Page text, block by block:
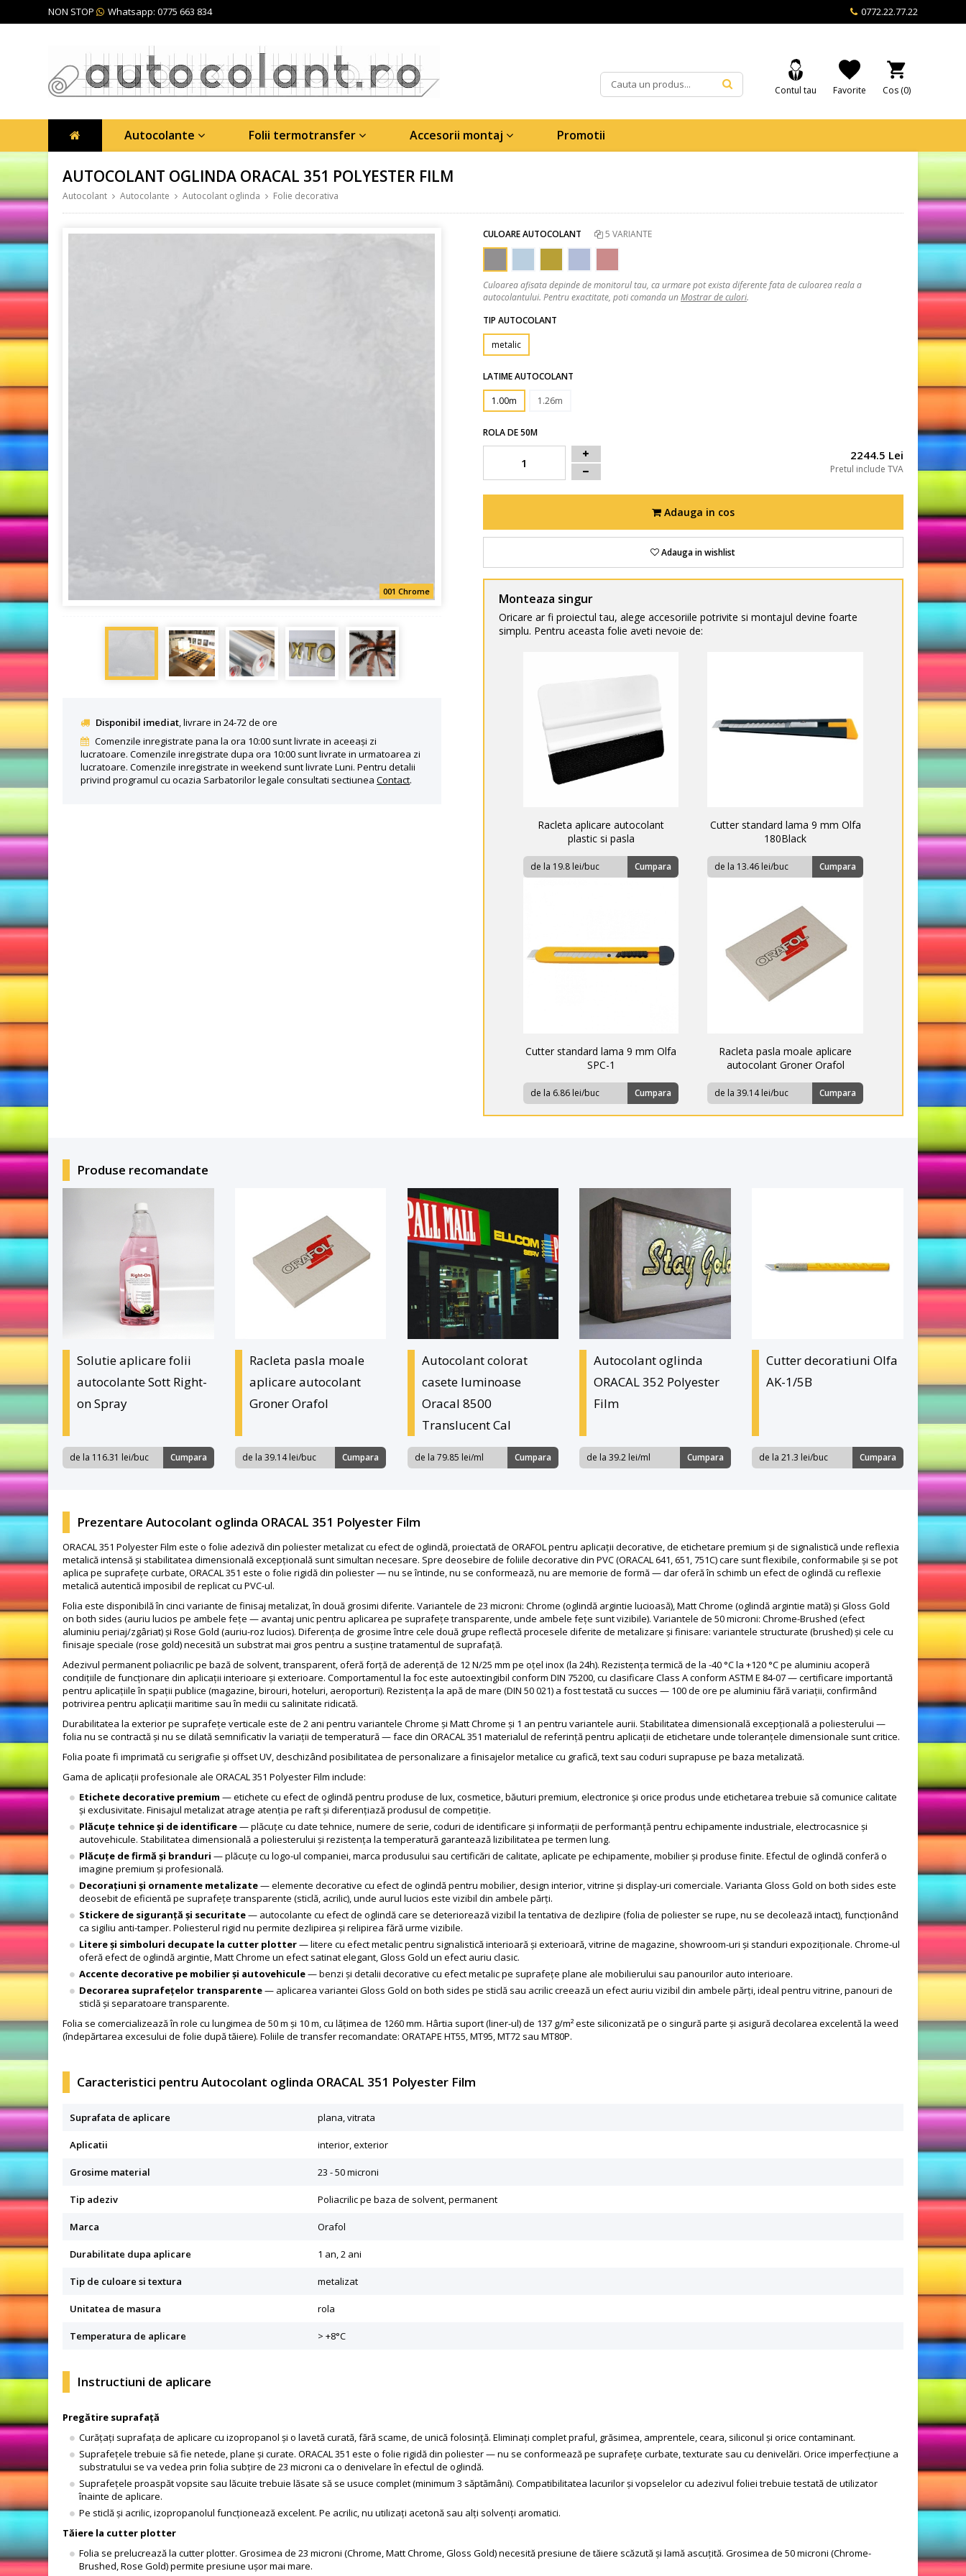
NON STOP Whatsapp: 0775 663 834 0772.22.77.22
Cos (0)
Favorite
Contul tau
Autocolante Folii termotransfer Accesorii montaj Promotii
AUTOCOLANT OGLINDA ORACAL 351 POLYESTER FILM
Autocolant Autocolante Autocolant oglinda Folie decorativa
001 Chrome
Disponibil imediat, livrare in 24-72 de ore
Comenzile inregistrate pana la ora 10:00 sunt livrate in aceeași zi
lucratoare. Comenzile inregistrate dupa ora 10:00 sunt livrate in urmatoarea zi
lucratoare. Comenzile inregistrate in weekend sunt livrate Luni. Pentru detalii
privind programul cu ocazia Sarbatorilor legale consultati sectiuneaContact.
CULOARE AUTOCOLANT 5 VARIANTE
Culoarea afisata depinde de monitorul tau, ca urmare pot exista diferente fata de culoarea reala a
autocolantului. Pentru exactitate, poti comanda unMostrar de culori.
TIP AUTOCOLANT
metalic
LATIME AUTOCOLANT
1.00m
1.26m
ROLA DE 50M
2244.5 Lei
Pretul include TVA
Adauga in cos
Adauga in wishlist
Monteaza singur
Oricare ar fi proiectul tau, alege accesoriile potrivite si montajul devine foarte
simplu. Pentru aceasta folie aveti nevoie de:
Racleta aplicare autocolant
plastic si pasla
de la 19.8 lei/buc Cumpara
Cutter standard lama 9 mm Olfa
180Black
de la 13.46 lei/buc Cumpara
Cutter standard lama 9 mm Olfa
SPC-1
de la 6.86 lei/buc Cumpara
Racleta pasla moale aplicare
autocolant Groner Orafol
de la 39.14 lei/buc Cumpara
Produse recomandate
Solutie aplicare folii
autocolante Sott Right-
on Spray
de la 116.31 lei/buc Cumpara
Racleta pasla moale
aplicare autocolant
Groner Orafol
de la 39.14 lei/buc Cumpara
Autocolant colorat
casete luminoase
Oracal 8500
Translucent Cal
de la 79.85 lei/ml Cumpara
Autocolant oglinda
ORACAL 352 Polyester
Film
de la 39.2 lei/ml Cumpara
Cutter decoratiuni Olfa
AK-1/5B
de la 21.3 lei/buc Cumpara
Prezentare Autocolant oglinda ORACAL 351 Polyester Film
ORACAL 351 Polyester Film este o folie adezivă din poliester metalizat cu efect de oglindă, proiectată de ORAFOL pentru aplicații decorative, de etichetare premium și de signalistică unde reflexia
metalică intensă și stabilitatea dimensională excepțională sunt simultan necesare. Spre deosebire de foliile decorative din PVC (ORACAL 641, 651, 751C) care sunt flexibile, conformabile și se pot
aplica pe suprafețe curbate, ORACAL 351 este o folie rigidă din poliester — nu se întinde, nu se conformează, nu are memorie de formă — dar oferă în schimb un efect de oglindă cu reflexie
metalică autentică imposibil de replicat cu PVC-ul.
Folia este disponibilă în cinci variante de finisaj metalizat, în două grosimi diferite. Variantele de 23 microni: Chrome (oglindă argintie lucioasă), Matt Chrome (oglindă argintie mată) și Gloss Gold
on both sides (auriu lucios pe ambele fețe — avantaj unic pentru aplicarea pe suprafețe transparente, unde ambele fețe sunt vizibile). Variantele de 50 microni: Chrome-Brushed (efect
aluminiu periaj/zgâriat) și Rose Gold (auriu-roz lucios). Diferența de grosime între cele două grupe reflectă procesele diferite de metalizare și finisare: variantele structurate (brushed) și cele cu
finisaje speciale (rose gold) necesită un substrat mai gros pentru a susține tratamentul de suprafață.
Adezivul permanent poliacrilic pe bază de solvent, transparent, oferă forță de aderență de 12 N/25 mm pe oțel inox (la 24h). Rezistența termică de la -40 °C la +120 °C pe aluminiu acoperă
condițiile de funcționare din aplicații interioare și exterioare. Comportamentul la foc este autoextingibil conform DIN 75200, cu clasificare Class A conform ASTM E 84-07 — certificare importantă
pentru aplicațiile în spații publice (magazine, birouri, hoteluri, aeroporturi). Rezistența la apă de mare (DIN 50 021) a fost testată cu succes — 100 de ore pe aluminiu fără variații, confirmând
potrivirea pentru aplicații maritime sau în medii cu salinitate ridicată.
Durabilitatea la exterior pe suprafețe verticale este de 2 ani pentru variantele Chrome și Matt Chrome și 1 an pentru variantele aurii. Stabilitatea dimensională excepțională a poliesterului —
folia nu se contractă și nu se dilată semnificativ la variații de temperatură — face din ORACAL 351 materialul de referință pentru aplicații de etichetare unde toleranțele dimensionale sunt critice.
Folia poate fi imprimată cu serigrafie și offset UV, deschizând posibilitatea de personalizare a finisajelor metalice cu grafică, text sau coduri suprapuse pe baza metalizată.
Gama de aplicații profesionale ale ORACAL 351 Polyester Film include:
Etichete decorative premium — etichete cu efect de oglindă pentru produse de lux, cosmetice, băuturi premium, electronice și orice produs unde etichetarea trebuie să comunice calitate
și exclusivitate. Finisajul metalizat atrage atenția pe raft și diferențiază produsul de competiție.
Plăcuțe tehnice și de identificare— plăcuțe cu date tehnice, numere de serie, coduri de identificare și informații de performanță pentru echipamente industriale, electrocasnice și
autovehicule. Stabilitatea dimensională a poliesterului și rezistența la temperatură garantează lizibilitatea pe termen lung.
Plăcuțe de firmă și branduri — plăcuțe cu logo-ul companiei, marca produsului sau certificări de calitate, aplicate pe echipamente, mobilier și produse finite. Efectul de oglindă conferă o
imagine premium și profesională.
Decorațiuni și ornamente metalizate— elemente decorative cu efect de oglindă pentru mobilier, design interior, vitrine și display-uri comerciale. Varianta Gloss Gold on both sides este
deosebit de eficientă pe suprafețe transparente (sticlă, acrilic), unde aurul lucios este vizibil din ambele părți.
Stickere de siguranță și securitate— autocolante cu efect de oglindă care se deteriorează vizibil la tentativa de dezlipire (folia de poliester se rupe, nu se decolează intact), funcționând
ca sigiliu anti-tamper. Poliesterul rigid nu permite dezlipirea și relipirea fără urme vizibile.
Litere și simboluri decupate la cutter plotter— litere cu efect metalic pentru signalistică interioară și exterioară, vitrine de magazine, showroom-uri și standuri expoziționale. Chrome-ul
oferă efect de oglindă argintie, Matt Chrome un efect satinat elegant, Gloss Gold un efect auriu clasic.
Accente decorative pe mobilier și autovehicule— benzi și detalii decorative cu efect metalic pe suprafețe plane ale mobilierului sau panourilor auto interioare.
Decorarea suprafețelor transparente— aplicarea variantei Gloss Gold on both sides pe sticlă sau acrilic creează un efect auriu vizibil din ambele părți, ideal pentru vitrine, panouri de
sticlă și separatoare transparente.
Folia se comercializează în role cu lungimea de 50 m și 10 m, cu lățimea de 1260 mm. Hârtia suport (liner-ul) de 137 g/m² este siliconizată pe o singură parte și asigură decolarea excelentă la weed
(îndepărtarea excesului de folie după tăiere). Foliile de transfer recomandate: ORATAPE HT55, MT95, MT72 sau MT80P.
Caracteristici pentru Autocolant oglinda ORACAL 351 Polyester Film
Suprafata de aplicare plana, vitrata
Aplicatii interior, exterior
Grosime material 23 - 50 microni
Tip adeziv Poliacrilic pe baza de solvent, permanent
Marca Orafol
Durabilitate dupa aplicare 1 an, 2 ani
Tip de culoare si textura metalizat
Unitatea de masura rola
Temperatura de aplicare > +8°C
Instructiuni de aplicare
Pregătire suprafață
Curățați suprafața de aplicare cu izopropanol și o lavetă curată, fără scame, de unică folosință. Eliminați complet praful, grăsimea, amprentele, ceara, siliconul și orice contaminant.
Suprafețele trebuie să fie netede, plane și curate. ORACAL 351 este o folie rigidă din poliester — nu se conformează pe suprafețe curbate, texturate sau cu denivelări. Orice imperfecțiune a
substratului se va vedea prin folia subțire de 23 microni ca o denivelare în efectul de oglindă.
Suprafețele proaspăt vopsite sau lăcuite trebuie lăsate să se usuce complet (minimum 3 săptămâni). Compatibilitatea lacurilor și vopselelor cu adezivul foliei trebuie testată de utilizator
înainte de aplicare.
Pe sticlă și acrilic, izopropanolul funcționează excelent. Pe acrilic, nu utilizați acetonă sau alți solvenți aromatici.
Tăiere la cutter plotter
Folia se prelucrează la cutter plotter. Grosimea de 23 microni (Chrome, Matt Chrome, Gloss Gold) necesită presiune de tăiere scăzută și lamă ascuțită. Grosimea de 50 microni (Chrome-
Brushed, Rose Gold) permite presiune ușor mai mare.